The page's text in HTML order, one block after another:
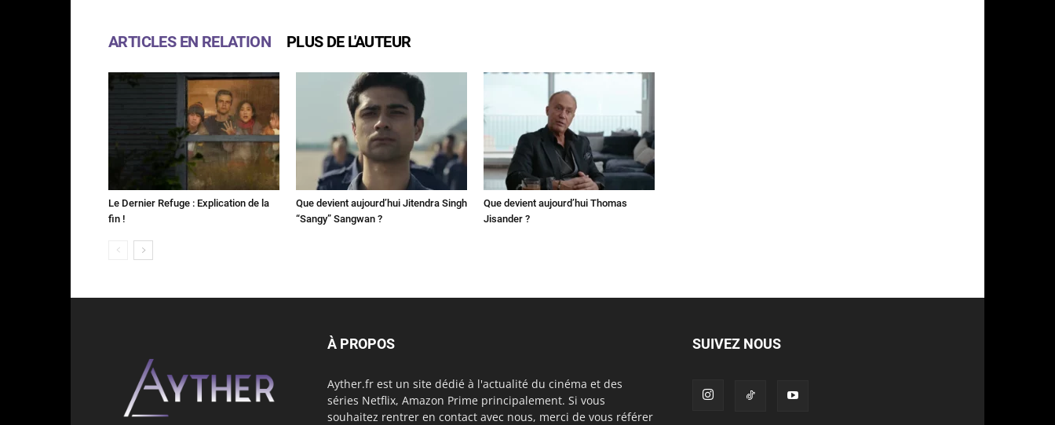
ARTICLES EN RELATION PLUS DE L'AUTEUR
Le Dernier Refuge : Explication de la
fin !
Que devient aujourd’hui Jitendra Singh
“Sangy” Sangwan ?
Que devient aujourd’hui Thomas
Jisander ?
À PROPOS
Ayther.fr est un site dédié à l'actualité du cinéma et des
séries Netflix, Amazon Prime principalement. Si vous
souhaitez rentrer en contact avec nous, merci de vous référer
SUIVEZ NOUS